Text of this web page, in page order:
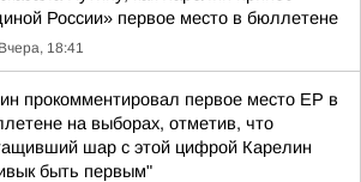
России» первое место в бюллетене
Вчера, 18:41
прокомментировал первое место ЕР в
на выборах, отметив, что
шар с этой цифрой Карелин
быть первым"